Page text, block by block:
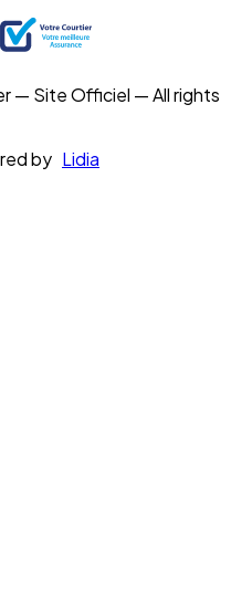
— Site Officiel — All rights
by Lidia